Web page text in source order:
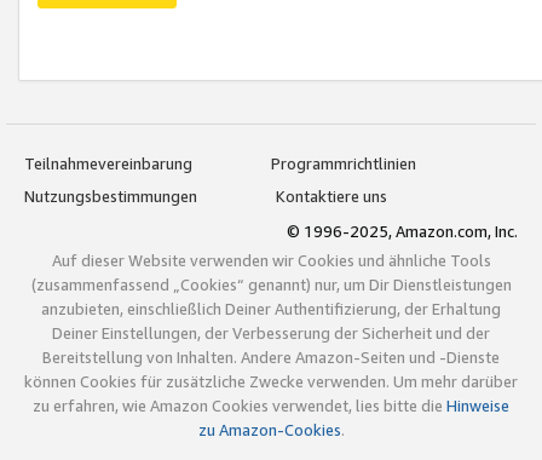
Teilnahmevereinbarung
Programmrichtlinien
Nutzungsbestimmungen
Kontaktiere uns
© 1996-2025, Amazon.com, Inc.
Auf dieser Website verwenden wir Cookies und ähnliche Tools
(zusammenfassend „Cookies“ genannt) nur, um Dir Dienstleistungen
anzubieten, einschließlich Deiner Authentifizierung, der Erhaltung
Deiner Einstellungen, der Verbesserung der Sicherheit und der
Bereitstellung von Inhalten. Andere Amazon-Seiten und -Dienste
können Cookies für zusätzliche Zwecke verwenden. Um mehr darüber
zu erfahren, wie Amazon Cookies verwendet, lies bitte die Hinweise
zu Amazon-Cookies.